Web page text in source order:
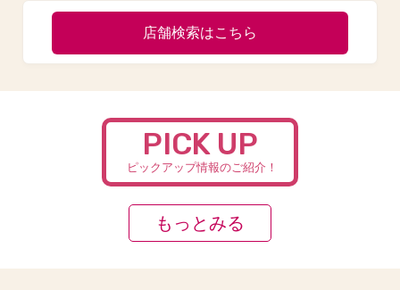
店舗検索はこちら
PICK UP
ピックアップ情報のご紹介！
もっとみる